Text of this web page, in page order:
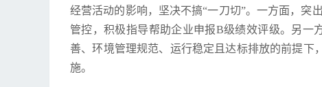
经营活动的影响，坚决不搞“一刀切”。一方面，突
管控，积极指导帮助企业申报B级绩效评级。另一
善、环境管理规范、运行稳定且达标排放的前提下
施。